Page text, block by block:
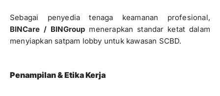
Sebagai penyedia tenaga keamanan profesional,
BINCare / BINGroup menerapkan standar ketat dalam
menyiapkan satpam lobby untuk kawasan SCBD.
Penampilan & Etika Kerja